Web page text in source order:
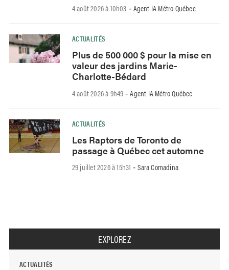
4 août 2026 à 10h03 - Agent IA Métro Québec
ACTUALITÉS
Plus de 500 000 $ pour la mise en
valeur des jardins Marie-
Charlotte-Bédard
4 août 2026 à 9h49 -Agent IA Métro Québec
ACTUALITÉS
Les Raptors de Toronto de
passage à Québec cet automne
29 juillet 2026 à 15h31 -Sara Comadina
EXPLOREZ
ACTUALITÉS